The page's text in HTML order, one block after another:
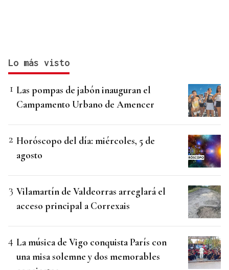
Lo más visto
Las pompas de jabón inauguran el
Campamento Urbano de Amencer
Horóscopo del día: miércoles, 5 de
agosto
Vilamartín de Valdeorras arreglará el
acceso principal a Correxais
La música de Vigo conquista París con
una misa solemne y dos memorables